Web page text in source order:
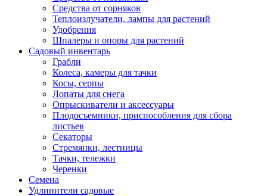
Средства от сорняков
Теплоизлучатели, лампы для растений
Удобрения
Шпалеры и опоры для растений
Садовый инвентарь
Грабли
Колеса, камеры для тачки
Косы, серпы
Лопаты для снега
Опрыскиватели и аксессуары
Плодосъемники, приспособления для сбора
листьев
Секаторы
Стремянки, лестницы
Тачки, тележки
Черенки
Семена
Удлинители садовые